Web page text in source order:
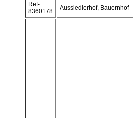
Ref-
8360178
Aussiedlerhof, Bauernhof